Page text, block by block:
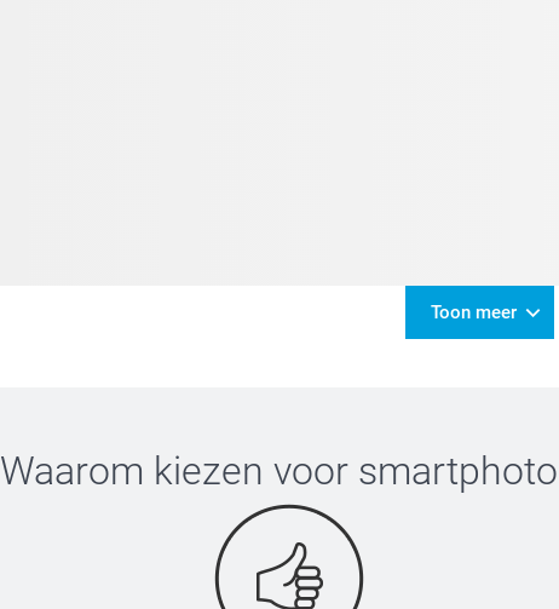
Toon meer
Waarom kiezen voor smartphoto